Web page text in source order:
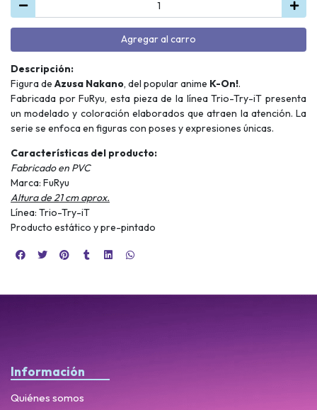
Agregar al carro
Descripción:
Figura de Azusa Nakano, del popular anime K-On!.
Fabricada por FuRyu, esta pieza de la línea Trio-Try-iT presenta
un modelado y coloración elaborados que atraen la atención. La
serie se enfoca en figuras con poses y expresiones únicas.
Características del producto:
Fabricado en PVC
Marca: FuRyu
Altura de 21 cm aprox.
Línea: Trio-Try-iT
Producto estático y pre-pintado
Información
Quiénes somos